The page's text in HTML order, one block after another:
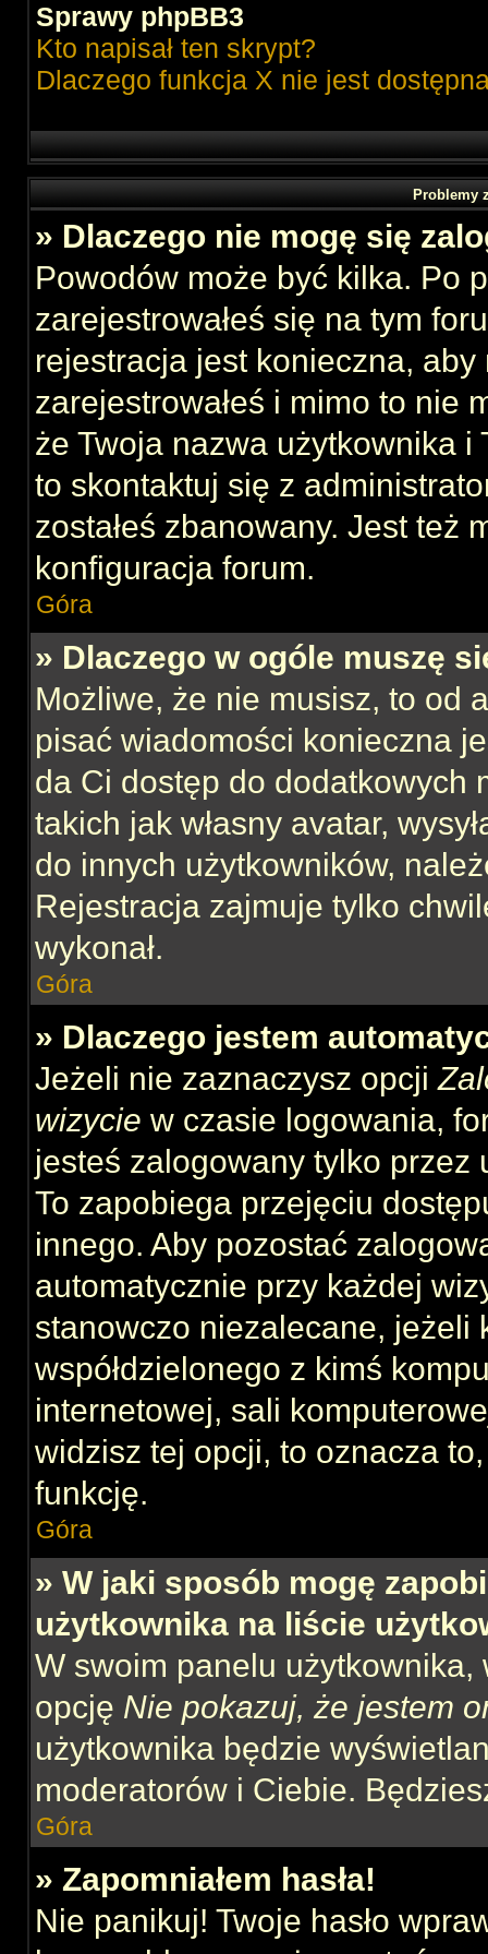
Sprawy phpBB3
Kto napisał ten skrypt?
Dlaczego funkcja X nie jest
Problemy
» Dlaczego nie mogę się
Powodów może być kilka. Po
zarejestrowałeś się na tym
rejestracja jest konieczna,
zarejestrowałeś i mimo to nie
że Twoja nazwa użytkownika i
to skontaktuj się z
zostałeś zbanowany. Jest też
konfiguracja forum.
Góra
» Dlaczego w ogóle muszę
Możliwe, że nie musisz, to od
pisać wiadomości konieczna
da Ci dostęp do dodatkowych
takich jak własny avatar,
do innych użytkowników,
Rejestracja zajmuje tylko
wykonał.
Góra
» Dlaczego jestem
Jeżeli nie zaznaczysz opcji
wizycie w czasie logowania,
jesteś zalogowany tylko
To zapobiega przejęciu
innego. Aby pozostać
automatycznie przy każdej
stanowczo niezalecane, jeżeli
współdzielonego z kimś
internetowej, sali
widzisz tej opcji, to oznacza
funkcję.
Góra
» W jaki sposób mogę
użytkownika na liście
W swoim panelu użytkownika,
opcję Nie pokazuj, że jestem
użytkownika będzie
moderatorów i Ciebie.
Góra
» Zapomniałem hasła!
Nie panikuj! Twoje hasło